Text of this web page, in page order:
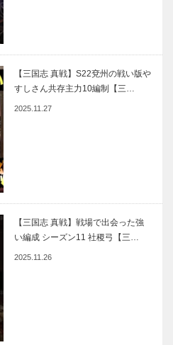
【三国志 真戦】S22兗州の戦い版や
すしさん共存主力10編制【三…
2025.11.27
【三国志 真戦】戦場で出会った強
い編成 シーズン11 社稷弓【三…
2025.11.26